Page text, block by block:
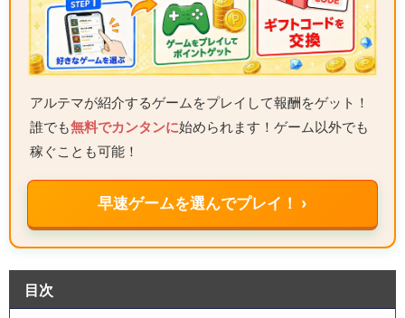
アルテマが紹介するゲームをプレイして報酬をゲット！
誰でも無料でカンタンに始められます！ゲーム以外でも
稼ぐことも可能！
早速ゲームを選んでプレイ！ ›
目次